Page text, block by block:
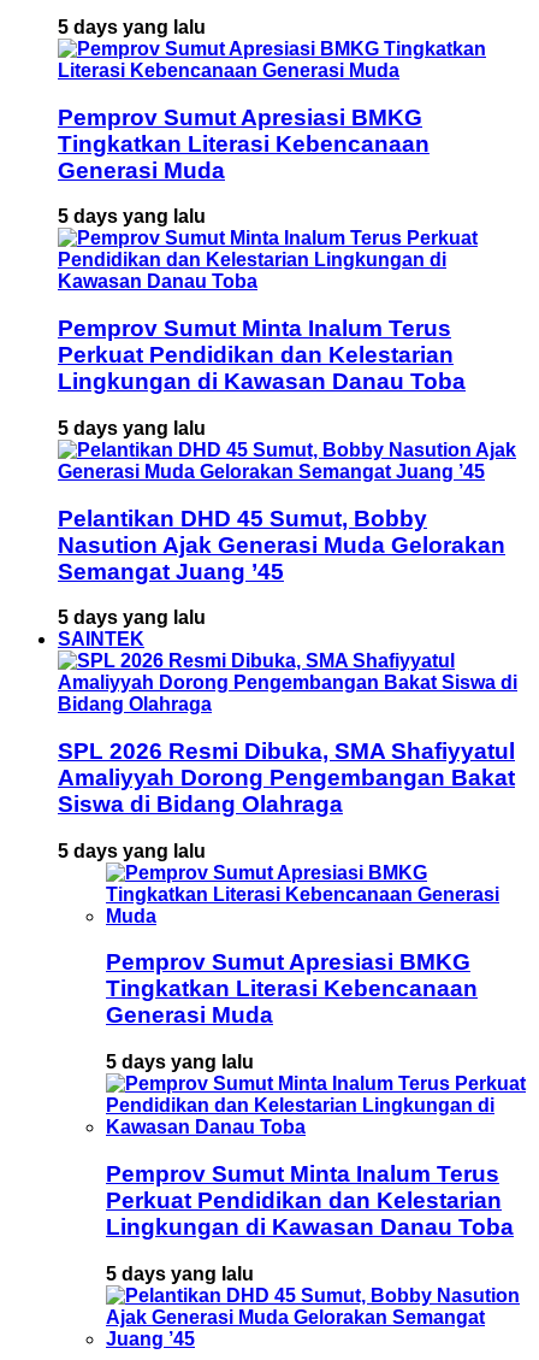
5 days yang lalu
Pemprov Sumut Apresiasi BMKG
Tingkatkan Literasi Kebencanaan
Generasi Muda
5 days yang lalu
Pemprov Sumut Minta Inalum Terus
Perkuat Pendidikan dan Kelestarian
Lingkungan di Kawasan Danau Toba
5 days yang lalu
Pelantikan DHD 45 Sumut, Bobby
Nasution Ajak Generasi Muda Gelorakan
Semangat Juang ’45
5 days yang lalu
SAINTEK
SPL 2026 Resmi Dibuka, SMA Shafiyyatul
Amaliyyah Dorong Pengembangan Bakat
Siswa di Bidang Olahraga
5 days yang lalu
Pemprov Sumut Apresiasi BMKG
Tingkatkan Literasi Kebencanaan
Generasi Muda
5 days yang lalu
Pemprov Sumut Minta Inalum Terus
Perkuat Pendidikan dan Kelestarian
Lingkungan di Kawasan Danau Toba
5 days yang lalu